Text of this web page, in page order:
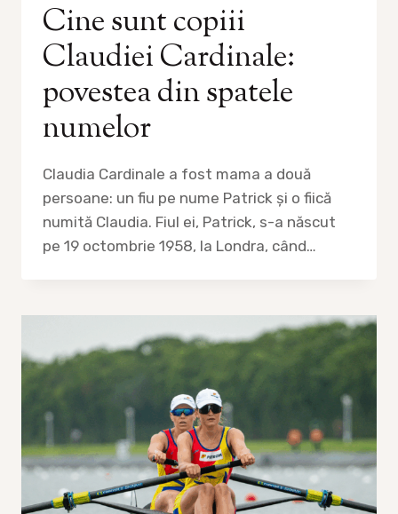
Cine sunt copiii
Claudiei Cardinale:
povestea din spatele
numelor
Claudia Cardinale a fost mama a două
persoane: un fiu pe nume Patrick și o fiică
numită Claudia. Fiul ei, Patrick, s-a născut
pe 19 octombrie 1958, la Londra, când…